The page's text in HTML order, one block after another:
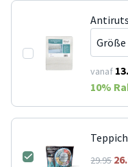
vanaf
10%
29.95